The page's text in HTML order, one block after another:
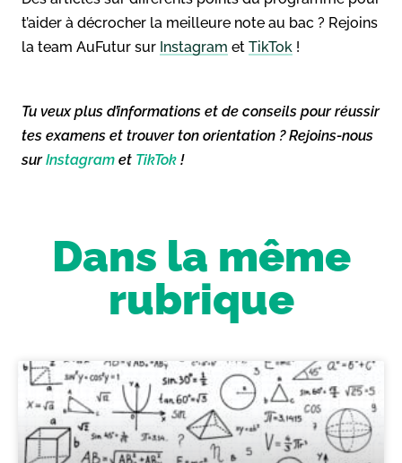
t’aider à décrocher la meilleure note au bac ? Rejoins
la team AuFutur sur Instagram et TikTok !
Tu veux plus d’informations et de conseils pour réussir
tes examens et trouver ton orientation ? Rejoins-nous
surInstagram et TikTok !
Dans la même
rubrique